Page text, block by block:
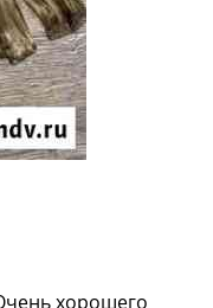
хорошего